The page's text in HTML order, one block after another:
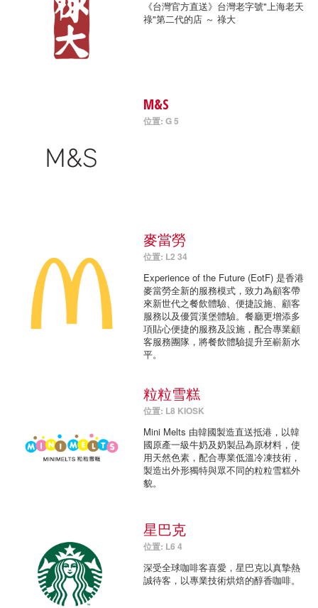
《台灣官方直送》台灣老字號"上海老天
祿"第二代的店 ～ 祿大
M&S
位置: G 5
麥當勞
位置: L2 34
Experience of the Future (EotF) 是香港
麥當勞全新的服務模式，致力為顧客帶
來新世代之餐飲體驗、便捷設施、顧客
服務以及優質漢堡體驗。餐廳更增添多
項貼心便捷的服務及設施，配合專業顧
客服務團隊，將餐飲體驗提升至嶄新水
平。
粒粒雪糕
位置: L8 KIOSK
Mini Melts 由韓國製造直送抵港，以韓
國原產一級牛奶及奶製品為原材料，使
用天然色素，配合專業低溫冷凍技術，
製造出外形獨特與眾不同的粒粒雪糕外
貌。
星巴克
位置: L6 4
深受全球咖啡客喜愛，星巴克以真摯熱
誠待客，以專業技術烘焙的醇香咖啡。